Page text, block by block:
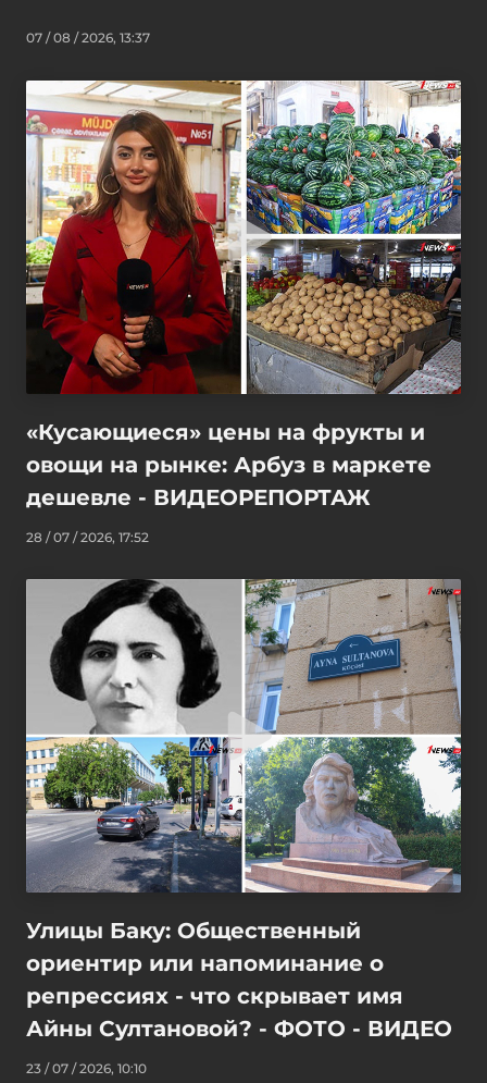
07 / 08 / 2026, 13:37
«Кусающиеся» цены на фрукты и
овощи на рынке: Арбуз в маркете
дешевле - ВИДЕОРЕПОРТАЖ
28 / 07 / 2026, 17:52
Улицы Баку: Общественный
ориентир или напоминание о
репрессиях - что скрывает имя
Айны Султановой? - ФОТО - ВИДЕО
23 / 07 / 2026, 10:10